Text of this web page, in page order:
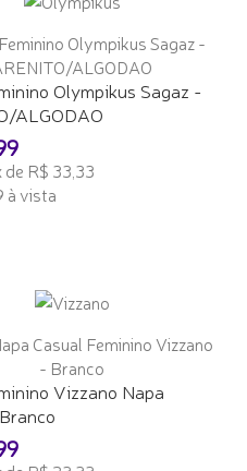
Olympikus Sagaz -
ALGODAO
de R$ 33,33
à vista
Vizzano Napa